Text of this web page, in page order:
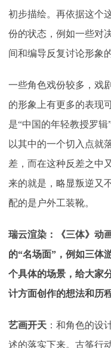
初步描绘。再依据这个
份的状态，例如一些对
间和编导反复讨论形象
一些角色戏份较多，戏
的形象上有更多的表现
是“中国的年轻教授罗
以其中的一个切入点就
差，而在这种反差之中
来的就是，略显叛逆又
配的是户外工装靴。
瑞云渲染：《三体》动
的“名场面”，例如三体
个具体的场景，给大家
计方面创作的想法和历
艺画开天 ： 和角色的设
述的落实下来。古筝行